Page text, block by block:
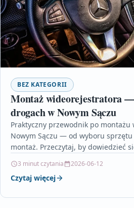
BEZ KATEGORII
Montaż wideorejestratora —
drogach w Nowym Sączu
Praktyczny przewodnik po
Nowym Sączu — od wyboru
montaż. Przeczytaj, by dowiedzieć
3 minut czytania 2026-06-12
Czytaj więcej